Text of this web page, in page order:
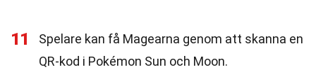
11
Spelare kan få Magearna genom att skanna en
QR-kod i Pokémon Sun och Moon.